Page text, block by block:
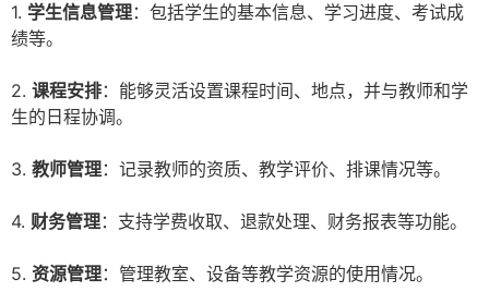
1. 学生信息管理：包括学生的基本信息、学习进度、考试成
绩等。
2. 课程安排：能够灵活设置课程时间、地点，并与教师和学
生的日程协调。
3. 教师管理：记录教师的资质、教学评价、排课情况等。
4. 财务管理：支持学费收取、退款处理、财务报表等功能。
5. 资源管理：管理教室、设备等教学资源的使用情况。